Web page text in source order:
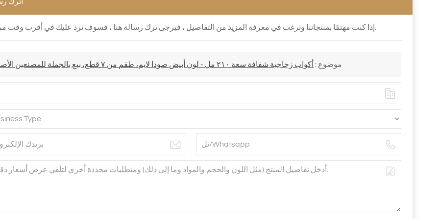
اترك
إذا كنت مهتمًا بمنتجاتنا وترغب في معرفة المزيد من التفاصيل ، فيرجى ترك رسالة هنا ، فسوف نرد عليك في أقرب وقت ممكن.
موضوع : أكواب زجاجية شفافة سعة ٢١٠ مل - لون أبيض صودا لايم، طقم من ٧ قطع، بيع بالجملة للمصنعين الأصليين